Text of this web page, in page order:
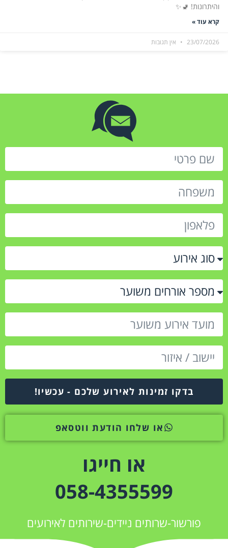
והיתרונות! 🚽✨
קרא עוד »
23/07/2026 אין תגובות
בדקו זמינות לאירוע שלכם - עכשיו!
או שלחו הודעת ווטסאפ
או חייגו
058-4355599
פורשור-שרותים ניידים-שירותים לאירועים